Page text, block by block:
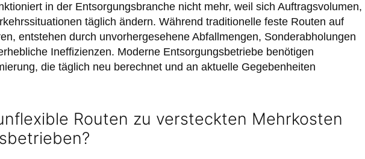
in der Entsorgungsbranche nicht mehr, weil sich Auftragsvolumen,
täglich ändern. Während traditionelle feste Routen auf
entstehen durch unvorhergesehene Abfallmengen, Sonderabholungen
Ineffizienzen. Moderne Entsorgungsbetriebe benötigen
die täglich neu berechnet und an aktuelle Gegebenheiten
Routen zu versteckten Mehrkosten